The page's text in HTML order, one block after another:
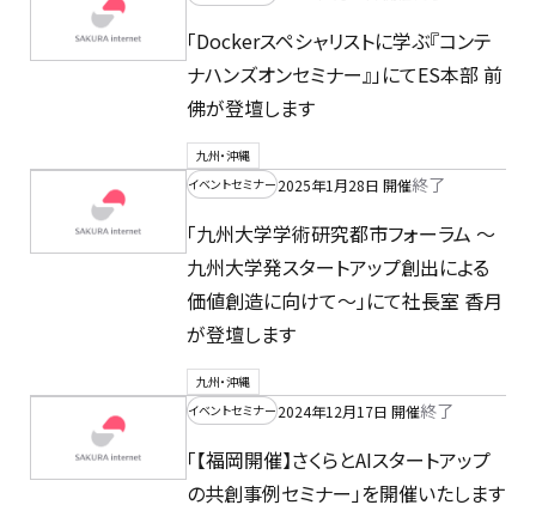
「Dockerスペシャリストに学ぶ『コンテ
ナハンズオンセミナー』」にてES本部 前
佛が登壇します
九州・沖縄
イベントセミナー2025年1月28日 開催終了
「九州大学学術研究都市フォーラム 〜
九州大学発スタートアップ創出による
価値創造に向けて〜」にて社長室 香月
が登壇します
九州・沖縄
イベントセミナー2024年12月17日 開催終了
「【福岡開催】さくらとAIスタートアップ
の共創事例セミナー」を開催いたします